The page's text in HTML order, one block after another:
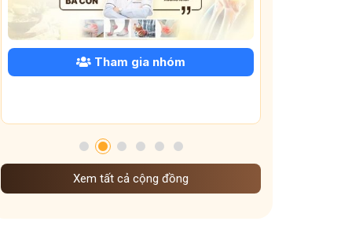
Mỡ nội tạng – “vòng bụng to ra, vòng đời ngắn lại”
Chuyện tầm soát K, cùng 3 lời khuyên từ đáy lòng Tuấn
tôi
Chuyện người bệnh K, cùng câu nói “Chỉ còn 3 tháng”
[CẢNH BÁO] Nhiều kẻ gian đang giả mạo tôi và Đỗ
Minh Đường để lừa đảo người bệnh
Tham gia nhóm
Xem tất cả cộng đồng